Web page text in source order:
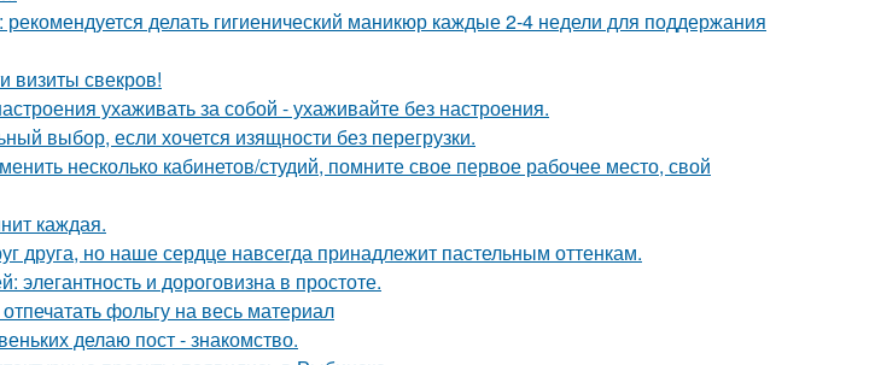
рекомендуется делать гигиенический маникюр каждые 2-4 недели для поддержания
визиты свекров!
ухаживать за собой - ухаживайте без настроения.
выбор, если хочется изящности без перегрузки.
несколько кабинетов/студий, помните свое первое рабочее место, свой
каждая.
друга, но наше сердце навсегда принадлежит пастельным оттенкам.
элегантность и дороговизна в простоте.
фольгу на весь материал
делаю пост - знакомство.